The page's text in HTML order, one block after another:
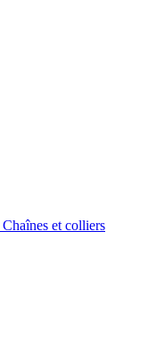
Chaînes et colliers